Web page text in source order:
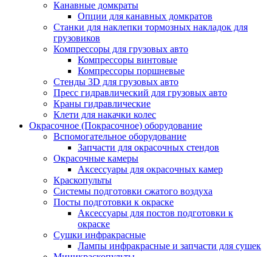
Канавные домкраты
Опции для канавных домкратов
Станки для наклепки тормозных накладок для
грузовиков
Компрессоры для грузовых авто
Компрессоры винтовые
Компрессоры поршневые
Стенды 3D для грузовых авто
Пресс гидравлический для грузовых авто
Краны гидравлические
Клети для накачки колес
Окрасочное (Покрасочное) оборудование
Вспомогательное оборудование
Запчасти для окрасочных стендов
Окрасочные камеры
Аксессуары для окрасочных камер
Краскопульты
Системы подготовки сжатого воздуха
Посты подготовки к окраске
Аксессуары для постов подготовки к
окраске
Сушки инфракрасные
Лампы инфракрасные и запчасти для сушек